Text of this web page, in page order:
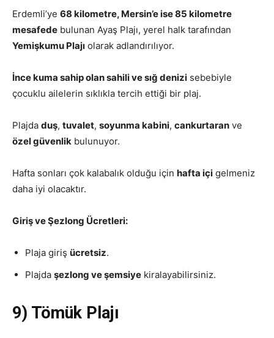
Erdemli’ye 68 kilometre, Mersin’e ise 85 kilometre
mesafede bulunan Ayaş Plajı, yerel halk tarafından
Yemişkumu Plajı olarak adlandırılıyor.
İnce kuma sahip olan sahili ve sığ denizi sebebiyle
çocuklu ailelerin sıklıkla tercih ettiği bir plaj.
Plajda duş, tuvalet, soyunma kabini, cankurtaran ve
özel güvenlik bulunuyor.
Hafta sonları çok kalabalık olduğu için hafta içi gelmeniz
daha iyi olacaktır.
Giriş ve Şezlong Ücretleri:
Plaja giriş ücretsiz.
Plajda şezlong ve şemsiye kiralayabilirsiniz.
9) Tömük Plajı